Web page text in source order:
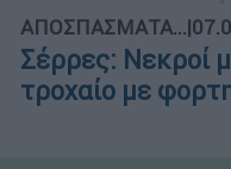
ΑΠΟΣΠΑΣΜΑΤΑ...|
Σέρρες: Νεκροί
τροχαίο με